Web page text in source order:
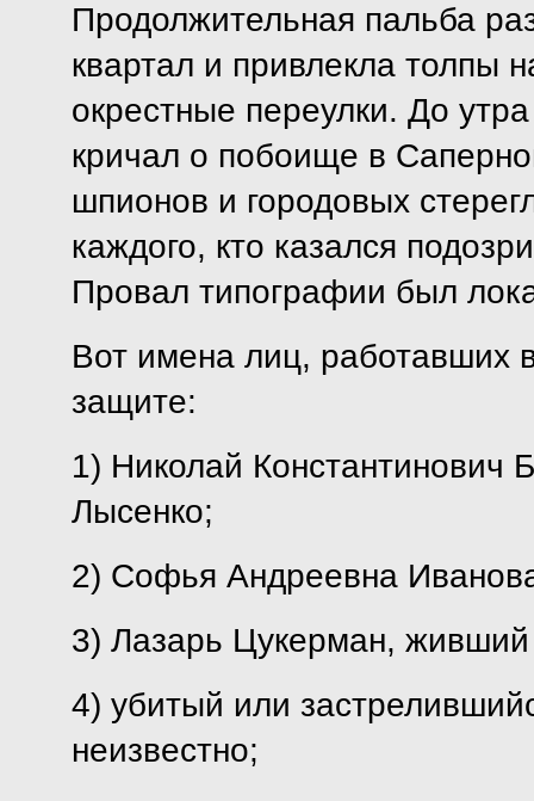
Продолжительная пальба
квартал и привлекла толпы
окрестные переулки. До
кричал о побоище в
шпионов и городовых
каждого, кто казался
Провал типографии был
Вот имена лиц, работавших
защите:
1) Николай
Лысенко;
2) Софья Андреевна
3) Лазарь Цукерман, живший
4) убитый или
неизвестно;